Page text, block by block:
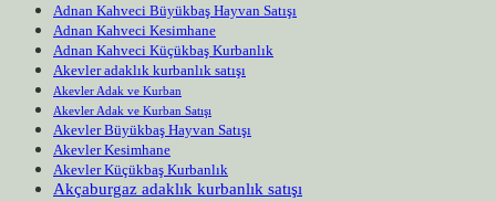
Adnan Kahveci Büyükbaş Hayvan Satışı
Adnan Kahveci Kesimhane
Adnan Kahveci Küçükbaş Kurbanlık
Akevler adaklık kurbanlık satışı
Akevler Adak ve Kurban
Akevler Adak ve Kurban Satışı
Akevler Büyükbaş Hayvan Satışı
Akevler Kesimhane
Akevler Küçükbaş Kurbanlık
Akçaburgaz adaklık kurbanlık satışı